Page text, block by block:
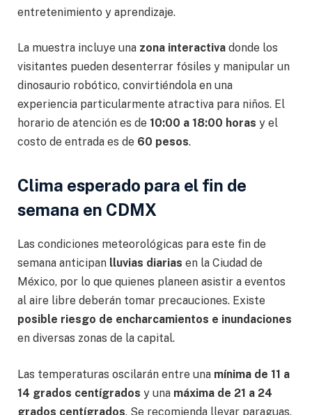
entretenimiento y aprendizaje.
La muestra incluye una zona interactiva donde los
visitantes pueden desenterrar fósiles y manipular un
dinosaurio robótico, convirtiéndola en una
experiencia particularmente atractiva para niños. El
horario de atención es de 10:00 a 18:00 horas y el
costo de entrada es de 60 pesos.
Clima esperado para el fin de
semana en CDMX
Las condiciones meteorológicas para este fin de
semana anticipan lluvias diarias en la Ciudad de
México, por lo que quienes planeen asistir a eventos
al aire libre deberán tomar precauciones. Existe
posible riesgo de encharcamientos e inundaciones
en diversas zonas de la capital.
Las temperaturas oscilarán entre una mínima de 11 a
14 grados centígrados y una máxima de 21 a 24
grados centígrados. Se recomienda llevar paraguas,